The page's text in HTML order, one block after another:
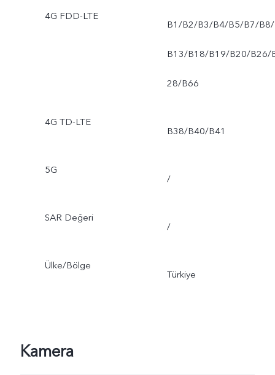
4G FDD-LTE
B1/B2/B3/B4/B5/B7/B8/
B13/B18/B19/B20/B26/
28/B66
4G TD-LTE
B38/B40/B41
5G
/
SAR Değeri
/
Ülke/Bölge
Türkiye
Kamera